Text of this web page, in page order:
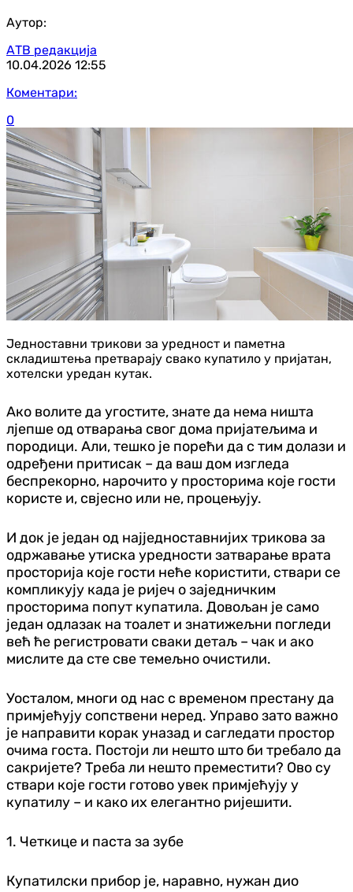
Аутор:
АТВ редакција
10.04.2026 12:55
Коментари:
0
Једноставни трикови за уредност и паметна
складиштења претварају свако купатило у пријатан,
хотелски уредан кутак.
Ако волите да угостите, знате да нема ништа
лјепше од отварања свог дома пријатељима и
породици. Али, тешко је порећи да с тим долази и
одређени притисак – да ваш дом изгледа
беспрекорно, нарочито у просторима које гости
користе и, свјесно или не, процењују.
И док је један од најједноставнијих трикова за
одржавање утиска уредности затварање врата
просторија које гости неће користити, ствари се
компликују када је ријеч о заједничким
просторима попут купатила. Довољан је само
један одлазак на тоалет и знатижељни погледи
већ ће регистровати сваки детаљ – чак и ако
мислите да сте све темељно очистили.
Уосталом, многи од нас с временом престану да
примјећују сопствени неред. Управо зато важно
је направити корак уназад и сагледати простор
очима госта. Постоји ли нешто што би требало да
сакријете? Треба ли нешто преместити? Ово су
ствари које гости готово увек примјећују у
купатилу – и како их елегантно ријешити.
1. Четкице и паста за зубе
Купатилски прибор је, наравно, нужан дио